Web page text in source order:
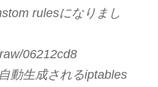
rulesになりまし
06212cd8
動生成されるiptables